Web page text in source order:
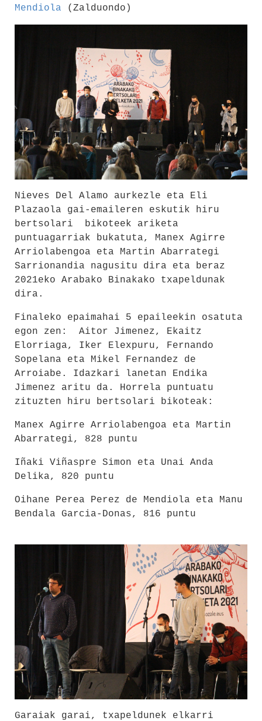
Mendiola (Zalduondo)
Nieves Del Alamo aurkezle eta Eli
Plazaola gai-emaileren eskutik hiru
bertsolari bikoteek ariketa
puntuagarriak bukatuta, Manex Agirre
Arriolabengoa eta Martin Abarrategi
Sarrionandia nagusitu dira eta beraz
2021eko Arabako Binakako txapeldunak
dira.
Finaleko epaimahai 5 epaileekin osatuta
egon zen: Aitor Jimenez, Ekaitz
Elorriaga, Iker Elexpuru, Fernando
Sopelana eta Mikel Fernandez de
Arroiabe. Idazkari lanetan Endika
Jimenez aritu da. Horrela puntuatu
zituzten hiru bertsolari bikoteak:
Manex Agirre Arriolabengoa eta Martin
Abarrategi, 828 puntu
Iñaki Viñaspre Simon eta Unai Anda
Delika, 820 puntu
Oihane Perea Perez de Mendiola eta Manu
Bendala Garcia-Donas, 816 puntu
Garaiak garai, txapeldunek elkarri